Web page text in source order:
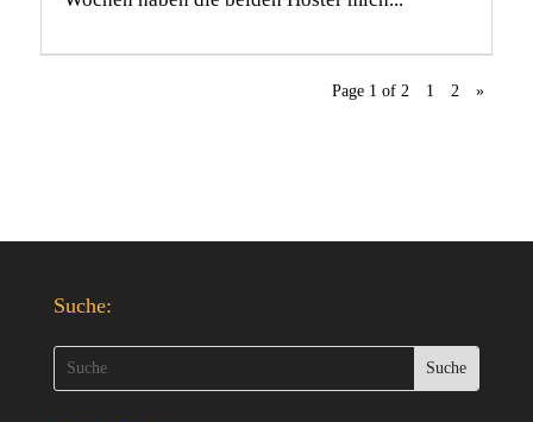
Page 1 of 2 1 2 »
Suche: